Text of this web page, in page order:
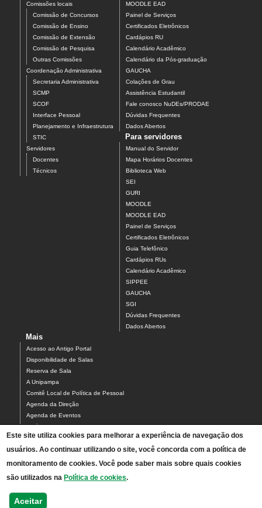
Comissões locais
Comissão de Concursos
Comissão de Ensino
Comissão de Extensão
Comissão de Pesquisa
Outras Comissões
Coordenação Administrativa
Secretaria Administrativa
SCMP
SCOF
Interface Pessoal
Planejamento e Infraestrutura
STIC
Servidores
Docentes
Técnicos
MOODLE EAD
Painel de Serviços
Certificados Eletrônicos
Cardápios RU
Calendário Acadêmico
Calendário da Pós-graduação
GAUCHA
Colações de Grau
Assistência Estudantil
Fale conosco NuDEs/PRODAE
Dúvidas Frequentes
Dados Abertos
Para servidores
Manual do Servidor
Mapa Horários Docentes
Biblioteca Web
SEI
GURI
MOODLE
MOODLE EAD
Painel de Serviços
Certificados Eletrônicos
Guia Telefônico
Cardápios RUs
Calendário Acadêmico
SIPPEE
GAUCHA
SGI
Dúvidas Frequentes
Dados Abertos
Mais
Acesso ao Antigo Portal
Disponibilidade de Salas
Reserva de Sala
A Unipampa
Comitê Local de Política de Pessoal
Agenda da Direção
Agenda de Eventos
Estágios
Relatório de Gestão
Infraestrutura do Campus
Programa de Feiras de Ciências da Unipampa
Links
Mapa
Este site utiliza cookies para melhorar a experiência de navegação dos
usuários. Ao continuar utilizando o site, você concorda com a política de
monitoramento de cookies. Você pode saber mais sobre quais cookies
são utilizados na Política de cookies.
Aceitar